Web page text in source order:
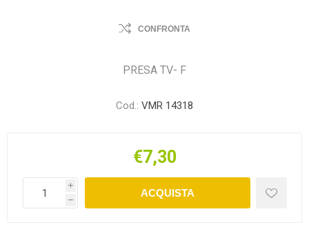
CONFRONTA
PRESA TV- F
Cod.: VMR 14318
€7,30
i
h
ACQUISTA